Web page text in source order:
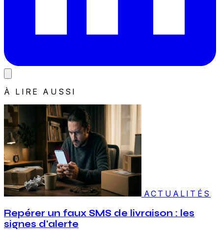
À LIRE AUSSI
ACTUALITÉS
Repérer un faux SMS de livraison : les
signes d'alerte